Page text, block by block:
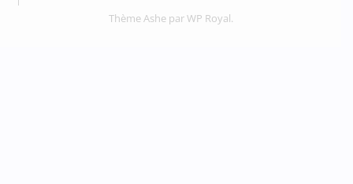
Thème Ashe parWP Royal.